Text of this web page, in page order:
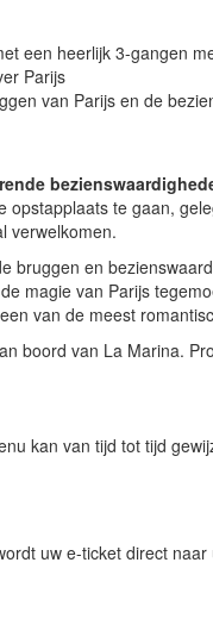
een heerlijk 3-gangen
Parijs
van Parijs en de
opstapplaats te gaan,
verwelkomen.
bruggen en
magie van Parijs
van de meest
boord van La Marina.
kan van tijd tot tijd
uw e-ticket direct